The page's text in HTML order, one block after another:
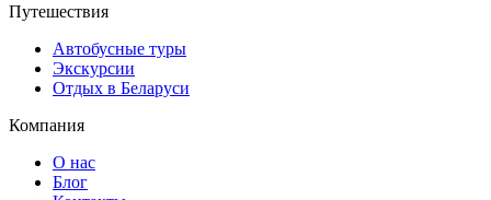
Путешествия
Автобусные туры
Экскурсии
Отдых в Беларуси
Компания
О нас
Блог